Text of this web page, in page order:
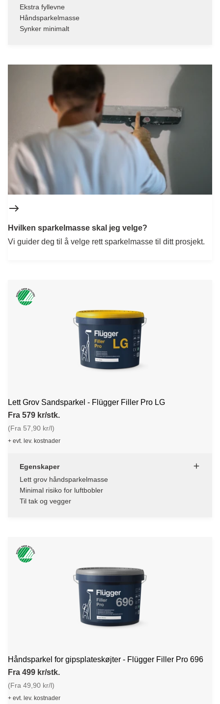
Ekstra fyllevne
Håndsparkelmasse
Synker minimalt
Hvilken sparkelmasse skal jeg velge?
Vi guider deg til å velge rett sparkelmasse til ditt prosjekt.
Lett Grov Sandsparkel - Flügger Filler Pro LG
Fra 579 kr/stk.
(Fra 57,90 kr/l)
+ evt. lev. kostnader
Egenskaper
Lett grov håndsparkelmasse
Minimal risiko for luftbobler
Til tak og vegger
Håndsparkel for gipsplateskøjter - Flügger Filler Pro 696
Fra 499 kr/stk.
(Fra 49,90 kr/l)
+ evt. lev. kostnader